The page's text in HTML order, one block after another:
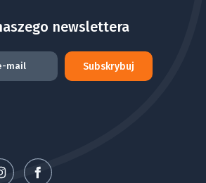
newslettera
Subskrybuj